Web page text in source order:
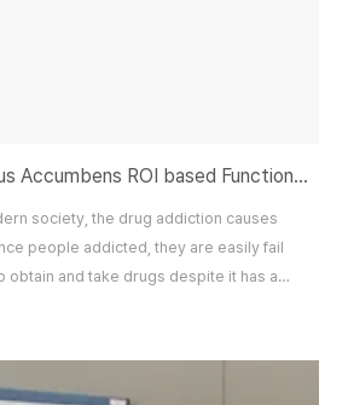
2010 OHBM Nucleus Accumbens ROI based Functional Connectivity of the Methamphetamine Users
society, the drug addiction causes
people addicted, they are easily fail
obtain and take drugs despite it has a
and Li, 2004). Resting state functional
whole brain. The reward system